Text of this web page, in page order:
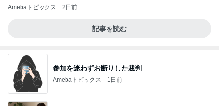
Amebaトピックス 2日前
記事を読む
参加を迷わずお断りした裁判
Amebaトピックス 1日前